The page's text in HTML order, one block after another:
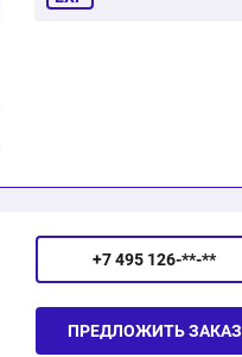
+7 495 126-**-**
ПРЕДЛОЖИТЬ ЗАКАЗ